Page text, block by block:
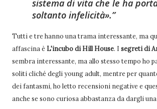
sistema di vita che le ha
soltanto infelicità».
Tutti e tre hanno una trama interessante, ma
affascina è L'incubo di Hill House. I segreti di
sembra interessante, ma allo stesso tempo ho
soliti cliché degli young adult, mentre per
dei fantasmi, ho letto recensioni negative e
anche se sono curiosa abbastanza da dargli